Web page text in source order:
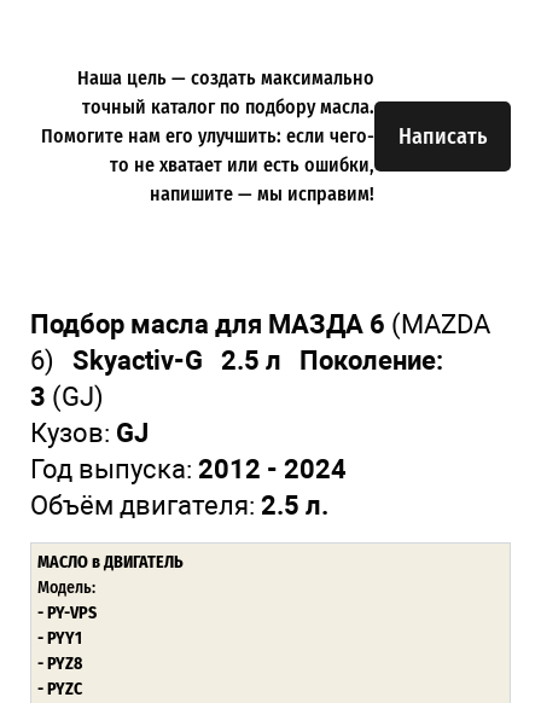
Написать
Наша цель — создать максимально
точный каталог по подбору масла.
Помогите нам его улучшить: если чего-
то не хватает или есть ошибки,
напишите — мы исправим!
Подбор масла для МАЗДА 6 (MAZDA
6) Skyactiv-G 2.5 л Поколение:
3 (GJ)
Кузов: GJ
Год выпуска: 2012 - 2024
Объём двигателя: 2.5 л.
МАСЛО в ДВИГАТЕЛЬ
Модель:
- PY-VPS
- PYY1
- PYZ8
- PYZC